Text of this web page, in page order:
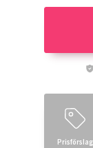
Prisförslag